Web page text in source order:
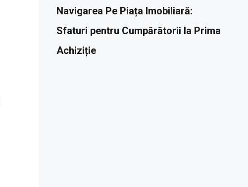
Navigarea Pe Piața Imobiliară:
Sfaturi pentru Cumpărătorii la Prima
Achiziție